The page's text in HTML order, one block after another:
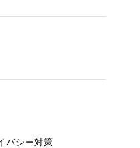
バシー対策